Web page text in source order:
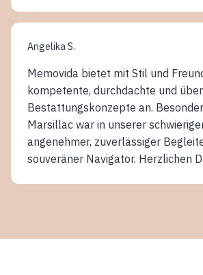
Angelika S.
Memovida bietet mit Stil und
kompetente, durchdachte und
Bestattungskonzepte an.
Marsillac war in unserer
angenehmer, zuverlässiger
souveräner Navigator. Herzlichen